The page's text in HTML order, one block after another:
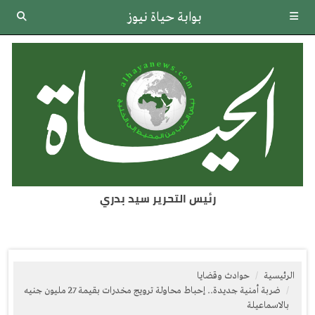
بوابة حياة نيوز
رئيس التحرير سيد بدري
الرئيسية
حوادث وقضايا
ضربة أمنية جديدة.. إحباط محاولة ترويج مخدرات بقيمة 27 مليون جنيه
بالاسماعيلة